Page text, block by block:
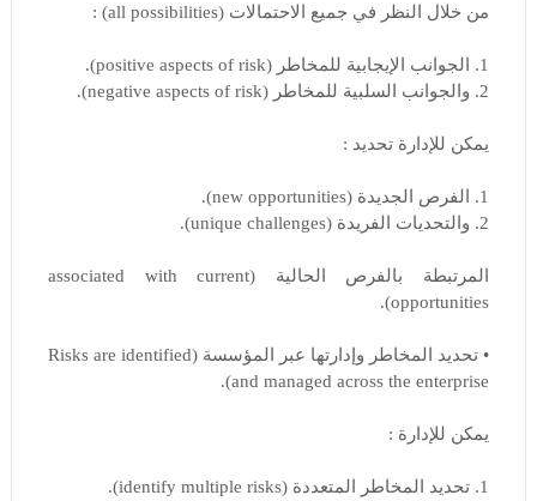
من خلال النظر في جميع الاحتمالات (all possibilities) :
1. الجوانب الإيجابية للمخاطر (positive aspects of risk).
2. والجوانب السلبية للمخاطر (negative aspects of risk).
يمكن للإدارة تحديد :
1. الفرص الجديدة (new opportunities).
2. والتحديات الفريدة (unique challenges).
المرتبطة بالفرص الحالية (associated with current
opportunities).
• تحديد المخاطر وإدارتها عبر المؤسسة (Risks are identified
and managed across the enterprise).
يمكن للإدارة :
1. تحديد المخاطر المتعددة (identify multiple risks).